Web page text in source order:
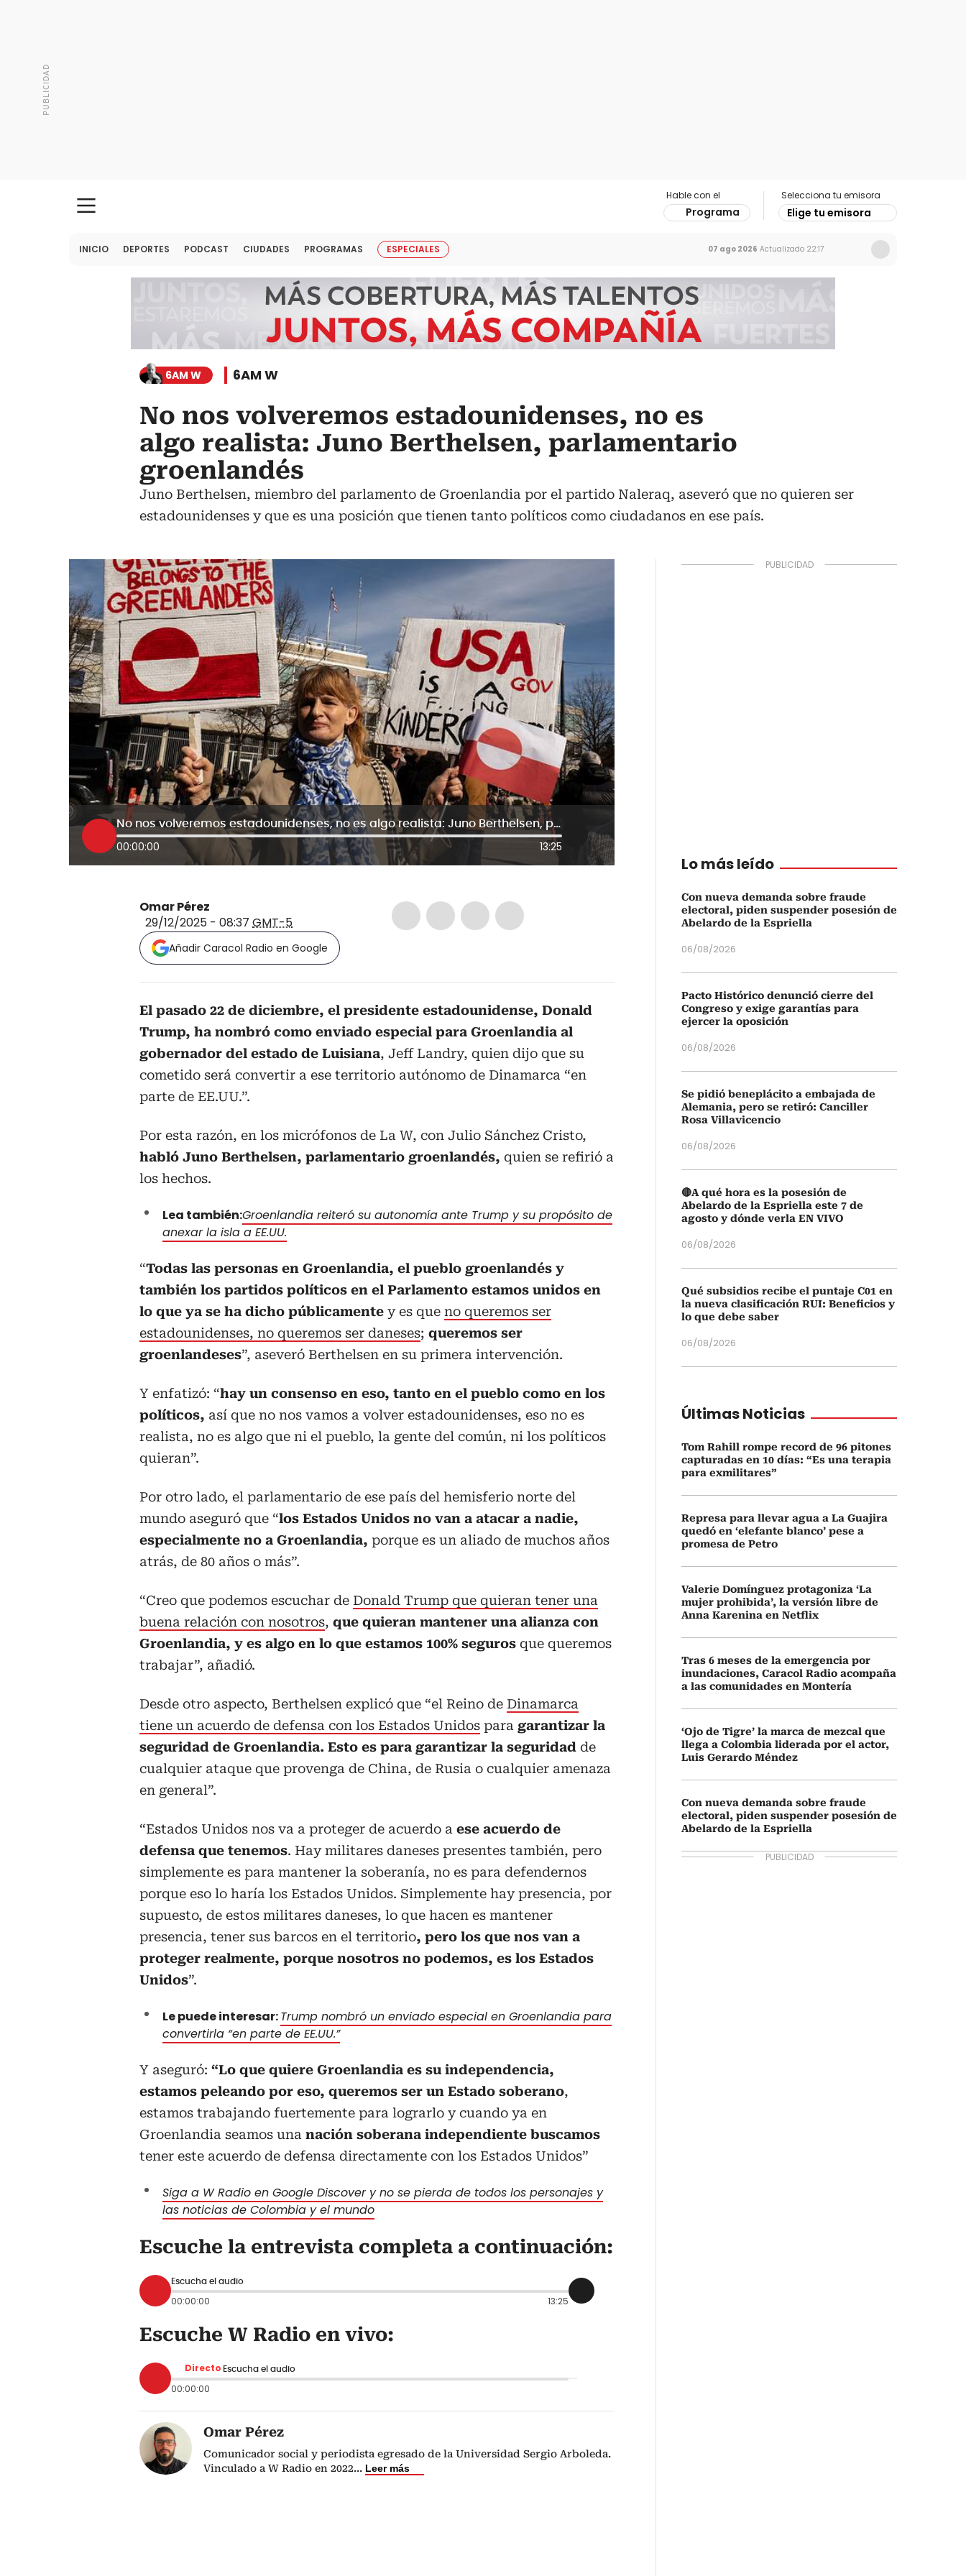
Hable con el
Programa
Selecciona tu emisora
Elige tu emisora
INICIO DEPORTES PODCAST CIUDADES PROGRAMAS ESPECIALES 07 ago 2026 Actualizado 22:17
6AM W 6AM W
No nos volveremos estadounidenses, no es
algo realista: Juno Berthelsen, parlamentario
groenlandés
Juno Berthelsen, miembro del parlamento de Groenlandia por el partido Naleraq, aseveró que no quieren ser
estadounidenses y que es una posición que tienen tanto políticos como ciudadanos en ese país.
No nos volveremos estadounidenses, no es algo realista: Juno Berthelsen, parlamentario groenlandés
00:00:00 13:25
Omar Pérez
29/12/2025 - 08:37 GMT-5
Añadir Caracol Radio en Google
El pasado 22 de diciembre, el presidente estadounidense, Donald
Trump, ha nombró como enviado especial para Groenlandia al
gobernador del estado de Luisiana, Jeff Landry, quien dijo que su
cometido será convertir a ese territorio autónomo de Dinamarca “en
parte de EE.UU.”.
Por esta razón, en los micrófonos de La W, con Julio Sánchez Cristo,
habló Juno Berthelsen, parlamentario groenlandés, quien se refirió a
los hechos.
Lea también:Groenlandia reiteró su autonomía ante Trump y su propósito de
anexar la isla a EE.UU.
“Todas las personas en Groenlandia, el pueblo groenlandés y
también los partidos políticos en el Parlamento estamos unidos en
lo que ya se ha dicho públicamente y es que no queremos ser
estadounidenses, no queremos ser daneses; queremos ser
groenlandeses”, aseveró Berthelsen en su primera intervención.
Y enfatizó: “hay un consenso en eso, tanto en el pueblo como en los
políticos, así que no nos vamos a volver estadounidenses, eso no es
realista, no es algo que ni el pueblo, la gente del común, ni los políticos
quieran”.
Por otro lado, el parlamentario de ese país del hemisferio norte del
mundo aseguró que “los Estados Unidos no van a atacar a nadie,
especialmente no a Groenlandia, porque es un aliado de muchos años
atrás, de 80 años o más”.
“Creo que podemos escuchar de Donald Trump que quieran tener una
buena relación con nosotros, que quieran mantener una alianza con
Groenlandia, y es algo en lo que estamos 100% seguros que queremos
trabajar”, añadió.
Desde otro aspecto, Berthelsen explicó que “el Reino de Dinamarca
tiene un acuerdo de defensa con los Estados Unidos para garantizar la
seguridad de Groenlandia. Esto es para garantizar la seguridad de
cualquier ataque que provenga de China, de Rusia o cualquier amenaza
en general”.
“Estados Unidos nos va a proteger de acuerdo a ese acuerdo de
defensa que tenemos. Hay militares daneses presentes también, pero
simplemente es para mantener la soberanía, no es para defendernos
porque eso lo haría los Estados Unidos. Simplemente hay presencia, por
supuesto, de estos militares daneses, lo que hacen es mantener
presencia, tener sus barcos en el territorio, pero los que nos van a
proteger realmente, porque nosotros no podemos, es los Estados
Unidos”.
Le puede interesar:Trump nombró un enviado especial en Groenlandia para
convertirla “en parte de EE.UU.”
Y aseguró: “Lo que quiere Groenlandia es su independencia,
estamos peleando por eso, queremos ser un Estado soberano,
estamos trabajando fuertemente para lograrlo y cuando ya en
Groenlandia seamos una nación soberana independiente buscamos
tener este acuerdo de defensa directamente con los Estados Unidos”
Siga a W Radio en Google Discover y no se pierda de todos los personajes y
las noticias de Colombia y el mundo
Escuche la entrevista completa a continuación:
Escucha el audio
00:00:00 13:25
Escuche W Radio en vivo:
Directo Escucha el audio
00:00:00
Omar Pérez
Comunicador social y periodista egresado de la Universidad Sergio Arboleda.
Vinculado a W Radio en 2022... Leer más
Lo más leído
Con nueva demanda sobre fraude
electoral, piden suspender posesión de
Abelardo de la Espriella
06/08/2026
Pacto Histórico denunció cierre del
Congreso y exige garantías para
ejercer la oposición
06/08/2026
Se pidió beneplácito a embajada de
Alemania, pero se retiró: Canciller
Rosa Villavicencio
06/08/2026
🔴A qué hora es la posesión de
Abelardo de la Espriella este 7 de
agosto y dónde verla EN VIVO
06/08/2026
Qué subsidios recibe el puntaje C01 en
la nueva clasificación RUI: Beneficios y
lo que debe saber
06/08/2026
Últimas Noticias
Tom Rahill rompe record de 96 pitones
capturadas en 10 días: “Es una terapia
para exmilitares”
Represa para llevar agua a La Guajira
quedó en ‘elefante blanco’ pese a
promesa de Petro
Valerie Domínguez protagoniza ‘La
mujer prohibida’, la versión libre de
Anna Karenina en Netflix
Tras 6 meses de la emergencia por
inundaciones, Caracol Radio acompaña
a las comunidades en Montería
‘Ojo de Tigre’ la marca de mezcal que
llega a Colombia liderada por el actor,
Luis Gerardo Méndez
Con nueva demanda sobre fraude
electoral, piden suspender posesión de
Abelardo de la Espriella